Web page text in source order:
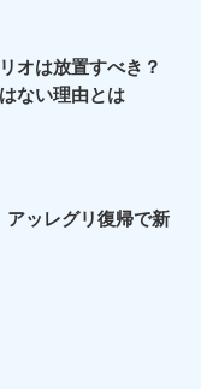
オは放置すべき？
ない理由とは
ッレグリ復帰で新